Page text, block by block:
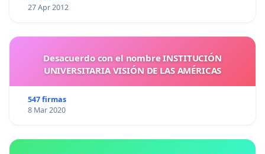
27 Apr 2012
Desacuerdo con el nombre INSTITUCIÓN
UNIVERSITARIA VISIÓN DE LAS AMÉRICAS
547 firmas
8 Mar 2020